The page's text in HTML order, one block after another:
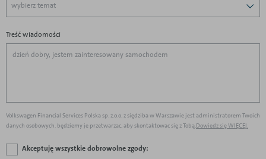
wybierz temat
Treść wiadomości
Volkswagen Financial Services Polska sp. z.o.o. z siędziba w Warszawie jest administratorem Twoich
danych osobowych. będziemy je przetwarzac, aby skontaktowac się z Tobą.Dowiedz się WIĘCEJ.
Akceptuję wszystkie dobrowolne zgody: